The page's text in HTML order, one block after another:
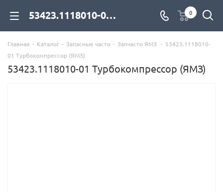
53423.1118010-01 Турбокомпрессор (ЯМЗ) для дизельных двигателей купить со склада с доставкой по цене официального дилера - компания Дизель Экспорт 0
Главная - Каталог - Запасные части - Запчасти ЯМЗ - 53423.1118010-
01 Турбокомпрессор (ЯМЗ)
53423.1118010-01 Турбокомпрессор (ЯМЗ)